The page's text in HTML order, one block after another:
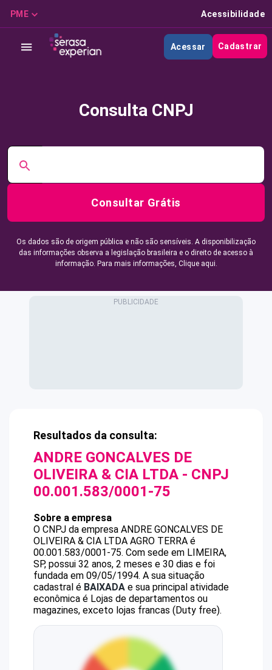
PME Acessibilidade
Acessar Cadastrar
Consulta CNPJ
Consultar Grátis
Os dados são de origem pública e não são sensíveis. A disponibilização
das informações observa a legislação brasileira e o direito de acesso à
informação. Para mais informações, Clique aqui.
Resultados da consulta:
ANDRE GONCALVES DE
OLIVEIRA & CIA LTDA - CNPJ
00.001.583/0001-75
Sobre a empresa
O CNPJ da empresa ANDRE GONCALVES DE
OLIVEIRA & CIA LTDA AGRO TERRA é
00.001.583/0001-75. Com sede em LIMEIRA,
SP, possui 32 anos, 2 meses e 30 dias e foi
fundada em 09/05/1994. A sua situação
cadastral é BAIXADA e sua principal atividade
econômica é Lojas de departamentos ou
magazines, exceto lojas francas (Duty free).